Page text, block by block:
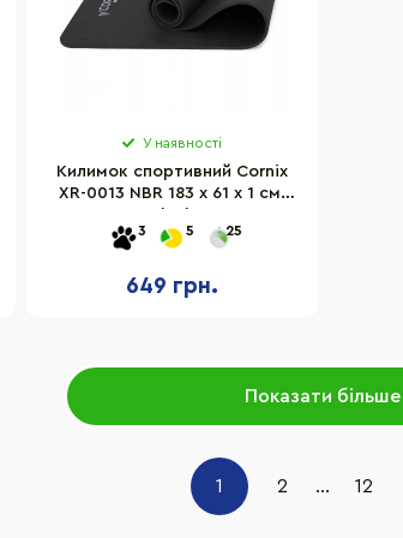
У наявності
Килимок спортивний Cornix
XR-0013 NBR 183 x 61 x 1 см,
3 5 25
649 грн.
Показати більше
1 2 ... 12